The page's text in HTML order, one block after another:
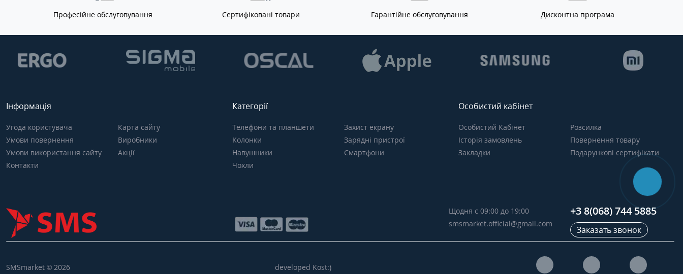
Професійне обслуговування Сертифіковані товари Гарантійне обслуговування Дисконтна програма
Інформація
Угода користувача
Умови повернення
Умови використання сайту
Контакти
Карта сайту
Виробники
Акції
Категорії
Телефони та планшети
Колонки
Навушники
Чохли
Захист екрану
Зарядні пристрої
Смартфони
Особистий кабінет
Особистий Кабінет
Історія замовлень
Закладки
Розсилка
Повернення товару
Подарункові сертифікати
Щодня с 09:00 до 19:00
smsmarket.official@gmail.com
+3 8(068) 744 5885
Заказать звонок
SMSmarket © 2026 developed Kost:)